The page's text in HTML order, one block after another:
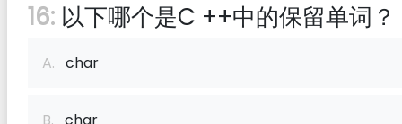
16: 以下哪个是C ++中的保留单词？
A. char